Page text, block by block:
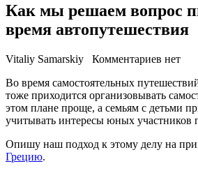
Как мы решаем вопрос
время автопутешествия
Vitaliy Samarskiy
Комментариев нет
Во время самостоятельных
тоже приходится организовывать
этом плане проще, а семьям с детьми
учитывать интересы юных участников
Опишу наш подход к этому делу на
Грецию.